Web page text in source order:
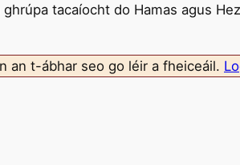
tacaíocht do Hamas agus
an t-ábhar seo go léir a fheiceáil.